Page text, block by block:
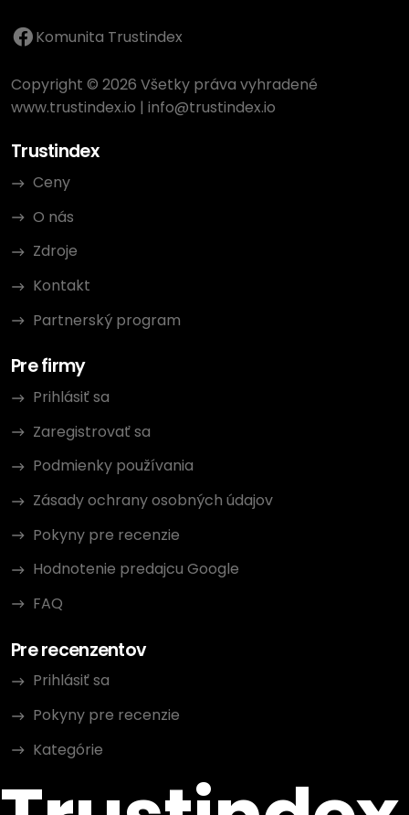
Komunita Trustindex
Copyright © 2026 Všetky práva vyhradené
www.trustindex.io | info@trustindex.io
Trustindex
Ceny
O nás
Zdroje
Kontakt
Partnerský program
Pre firmy
Prihlásiť sa
Zaregistrovať sa
Podmienky používania
Zásady ochrany osobných údajov
Pokyny pre recenzie
Hodnotenie predajcu Google
FAQ
Pre recenzentov
Prihlásiť sa
Pokyny pre recenzie
Kategórie